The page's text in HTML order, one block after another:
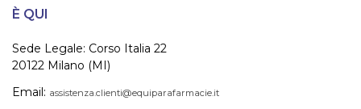
È QUI
Sede Legale: Corso Italia 22
20122 Milano (MI)
Email: assistenza.clienti@equiparafarmacie.it